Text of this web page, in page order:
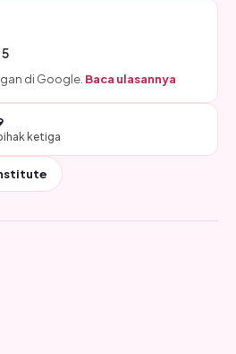
di Google. Baca ulasannya
ketiga